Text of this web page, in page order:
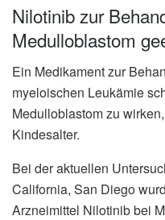
Nilotinib zur
Medulloblastom
Ein Medikament zur
myeloischen Leukämie
Medulloblastom zu
Kindesalter.
Bei der aktuellen
California, San Diego
Arzneimittel Nilotinib bei